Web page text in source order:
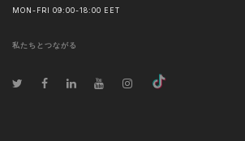
MON-FRI 09:00-18:00 EET
私たちとつながる